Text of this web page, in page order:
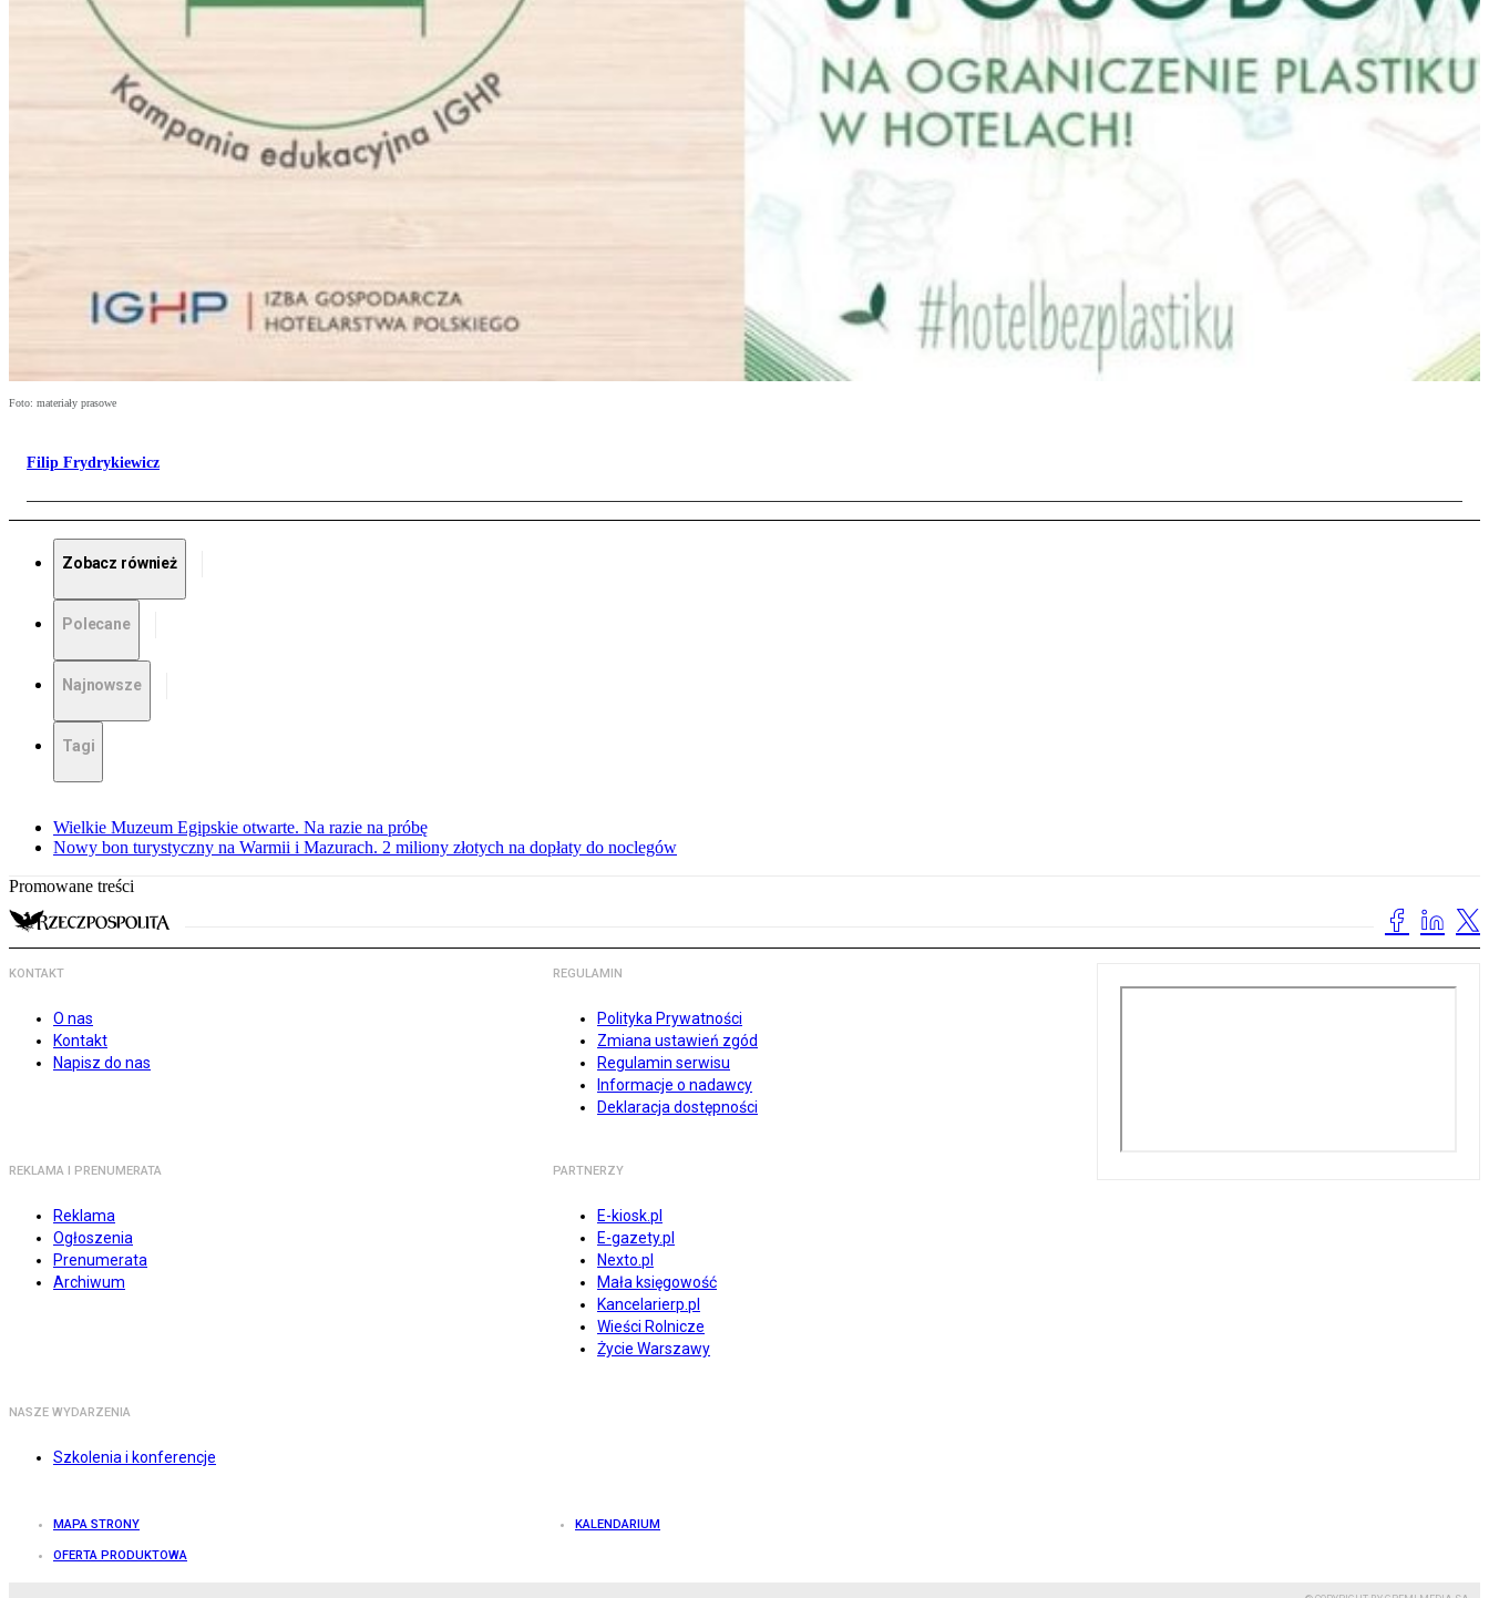
Foto: materiały prasowe
Filip Frydrykiewicz
Zobacz również
Polecane
Najnowsze
Tagi
Wielkie Muzeum Egipskie otwarte. Na razie na próbę
Nowy bon turystyczny na Warmii i Mazurach. 2 miliony złotych na dopłaty do noclegów
Promowane treści
KONTAKT
O nas
Kontakt
Napisz do nas
REGULAMIN
Polityka Prywatności
Zmiana ustawień zgód
Regulamin serwisu
Informacje o nadawcy
Deklaracja dostępności
REKLAMA I PRENUMERATA
Reklama
Ogłoszenia
Prenumerata
Archiwum
PARTNERZY
E-kiosk.pl
E-gazety.pl
Nexto.pl
Mała księgowość
Kancelarierp.pl
Wieści Rolnicze
Życie Warszawy
NASZE WYDARZENIA
Szkolenia i konferencje
MAPA STRONY KALENDARIUM
OFERTA PRODUKTOWA